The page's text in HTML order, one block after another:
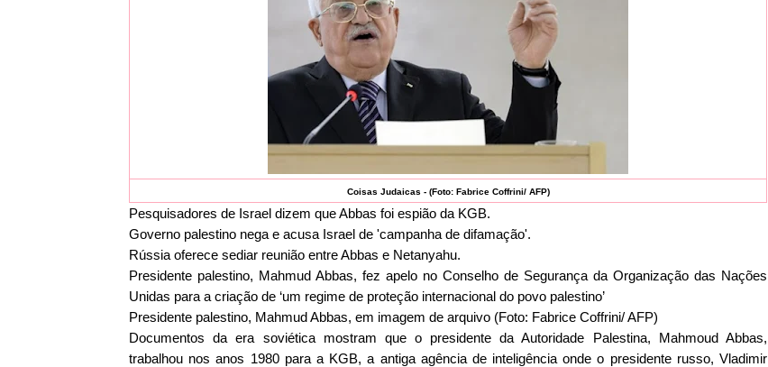
Coisas Judaicas - (Foto: Fabrice Coffrini/ AFP)
Pesquisadores de Israel dizem que Abbas foi espião da KGB.
Governo palestino nega e acusa Israel de 'campanha de difamação'.
Rússia oferece sediar reunião entre Abbas e Netanyahu.
Presidente palestino, Mahmud Abbas, fez apelo no Conselho de Segurança da Organização das Nações
Unidas para a criação de ‘um regime de proteção internacional do povo palestino’
Presidente palestino, Mahmud Abbas, em imagem de arquivo (Foto: Fabrice Coffrini/ AFP)
Documentos da era soviética mostram que o presidente da Autoridade Palestina, Mahmoud Abbas,
trabalhou nos anos 1980 para a KGB, a antiga agência de inteligência onde o presidente russo, Vladimir